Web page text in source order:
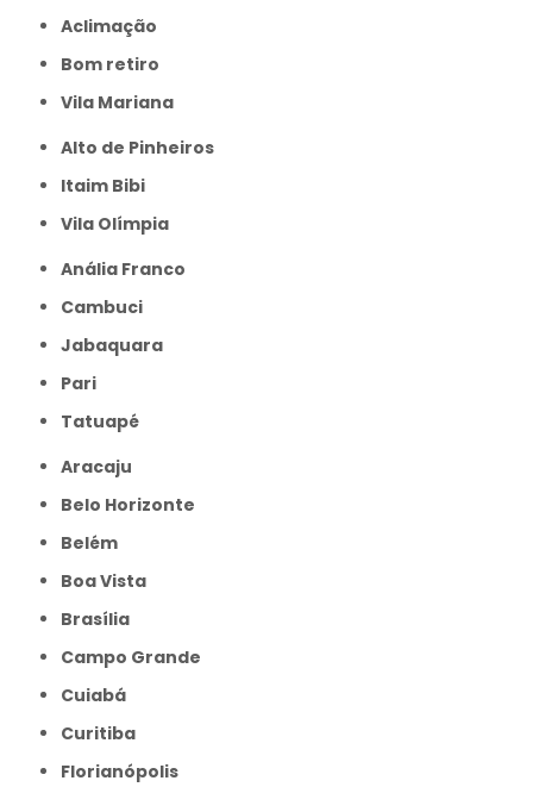
Aclimação
Bom retiro
Vila Mariana
Alto de Pinheiros
Itaim Bibi
Vila Olímpia
Anália Franco
Cambuci
Jabaquara
Pari
Tatuapé
Aracaju
Belo Horizonte
Belém
Boa Vista
Brasília
Campo Grande
Cuiabá
Curitiba
Florianópolis